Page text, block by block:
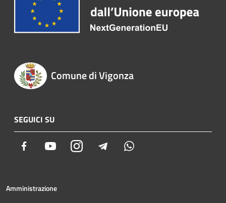
Comune di Vigonza
SEGUICI SU
Facebook YoutubeInstagram Telegram
Amministrazione